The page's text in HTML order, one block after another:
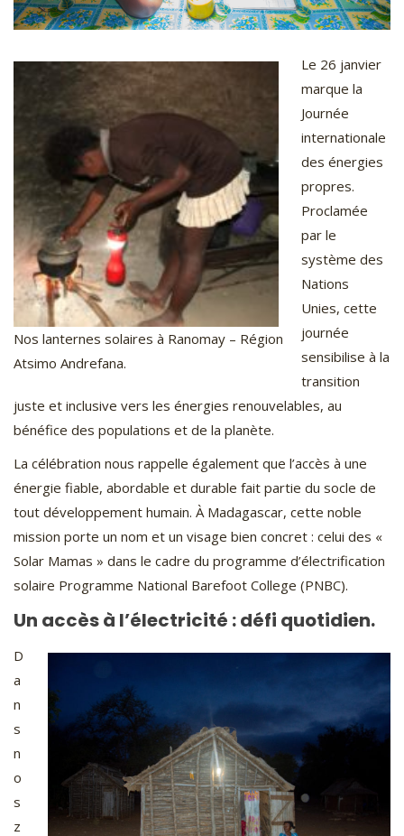
Nos lanternes solaires à Ranomay – Région
Atsimo Andrefana.
Le 26 janvier
marque la
Journée
internationale
des énergies
propres.
Proclamée
par le
système des
Nations
Unies, cette
journée
sensibilise à la
transition
juste et inclusive vers les énergies renouvelables, au
bénéfice des populations et de la planète.
La célébration nous rappelle également que l’accès à une
énergie fiable, abordable et durable fait partie du socle de
tout développement humain. À Madagascar, cette noble
mission porte un nom et un visage bien concret : celui des «
Solar Mamas » dans le cadre du programme d’électrification
solaire Programme National Barefoot College (PNBC).
Un accès à l’électricité : défi quotidien.
D
a
n
s
n
o
s
z